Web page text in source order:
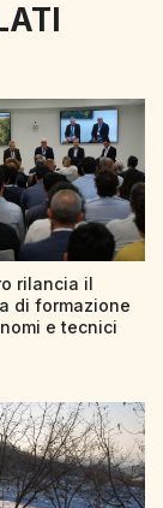
rilancia il
di formazione
e tecnici